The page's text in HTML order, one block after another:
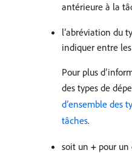
antérieure à la
l’abréviation du
indiquer entre
Pour plus
des types de
d’ensemble des
tâches.
soit un + pour un